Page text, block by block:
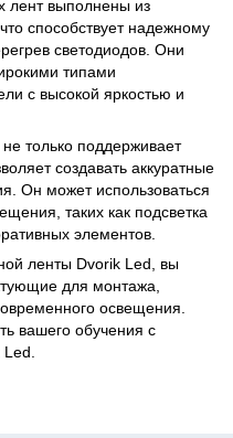
лент выполнены из
способствует надежному
светодиодов. Они
типами
с высокой яркостью и
только поддерживает
создавать аккуратные
Он может использоваться
таких как подсветка
элементов.
ленты Dvorik Led, вы
для монтажа,
освещения.
вашего обучения с